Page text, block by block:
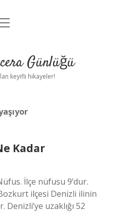
Uyarı Günlüğü
keyifli hikayeler!
Kadar
İlçe nüfusu 9’dur.
ilçesi Denizli ilinin
uzaklığı 52